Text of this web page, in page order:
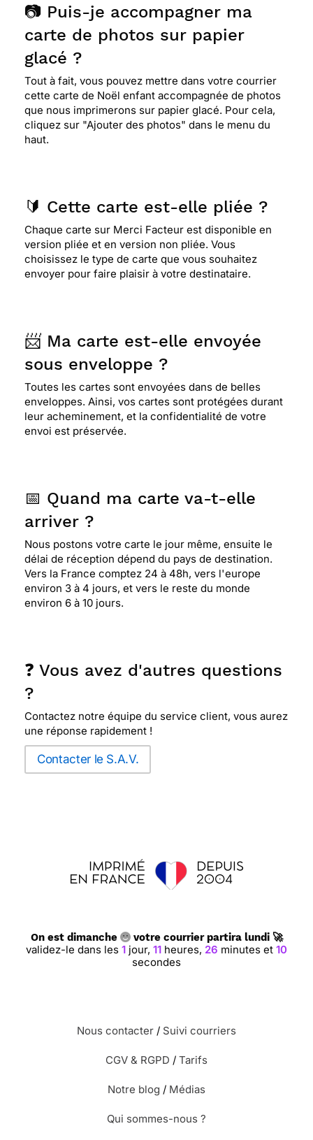
📷 Puis-je accompagner ma
carte de photos sur papier
glacé ?
Tout à fait, vous pouvez mettre dans votre courrier
cette carte de Noël enfant accompagnée de photos
que nous imprimerons sur papier glacé. Pour cela,
cliquez sur "Ajouter des photos" dans le menu du
haut.
🔰 Cette carte est-elle pliée ?
Chaque carte sur Merci Facteur est disponible en
version pliée et en version non pliée. Vous
choisissez le type de carte que vous souhaitez
envoyer pour faire plaisir à votre destinataire.
📨 Ma carte est-elle envoyée
sous enveloppe ?
Toutes les cartes sont envoyées dans de belles
enveloppes. Ainsi, vos cartes sont protégées durant
leur acheminement, et la confidentialité de votre
envoi est préservée.
📅 Quand ma carte va-t-elle
arriver ?
Nous postons votre carte le jour même, ensuite le
délai de réception dépend du pays de destination.
Vers la France comptez 24 à 48h, vers l'europe
environ 3 à 4 jours, et vers le reste du monde
environ 6 à 10 jours.
❓ Vous avez d'autres questions
?
Contactez notre équipe du service client, vous aurez
une réponse rapidement !
Contacter le S.A.V.
On est dimanche votre courrier partira lundi 🚀
validez-le dans les1 jour,11 heures,26 minutes et9
secondes
Nous contacter / Suivi courriers
CGV & RGPD / Tarifs
Notre blog / Médias
Qui sommes-nous ?